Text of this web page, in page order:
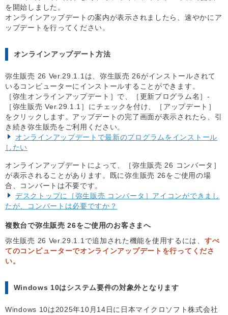
を開始しました。
オンラインアップデートの案内が表示されましたら、速やかにア
ップデートを行ってください。
オンラインアップデート方法
弥生販売 26 Ver.29.1.1は、弥生販売 26がインストールされて
いるコンピューターにインストールすることができます。
［弥生オンラインアップデート］で、［更新プログラム名］-
［弥生販売 Ver.29.1.1］にチェックを付け、［アップデート］
をクリックします。アップデートの完了画面が表示されたら、引
き続き弥生販売をご利用ください。
オンラインアップデートで最新のプログラムをインストール
したい
オンラインアップデートによって、［弥生販売 26 コンバータ］
が表示されることがあります。既に弥生販売 26をご使用の場
合、コンバートは不要です。
デスクトップに［弥生販売 コンバータ］アイコンができまし
たが、コンバートは必要ですか？
複数台で弥生販売 26をご使用のお客さまへ
弥生販売 26 Ver.29.1.1で追加された機能を使用するには、 すべ
てのコンピューターでオンラインアップデートを行ってくださ
い。
Windows 10はシステム要件の対象外となります
Windows 10は2025年10月14日に日本マイクロソフト株式会社